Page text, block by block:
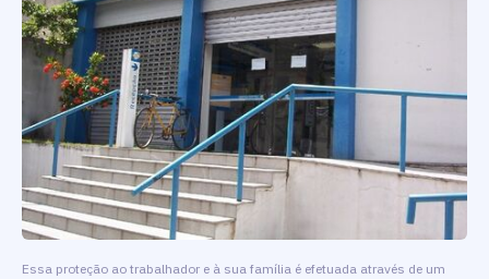
Essa proteção ao trabalhador e à sua família é efetuada através de um